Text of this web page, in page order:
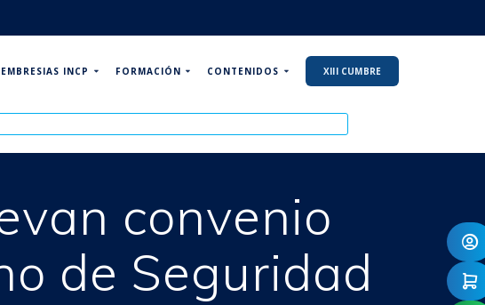
INCP FORMACIÓN CONTENIDOS XIII CUMBRE
convenio
de Seguridad